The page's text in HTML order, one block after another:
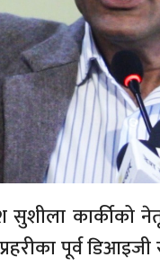
सुशीला
पूर्व